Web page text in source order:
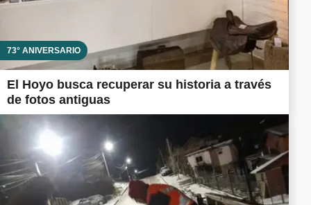
73° ANIVERSARIO
El Hoyo busca recuperar su historia a través
de fotos antiguas